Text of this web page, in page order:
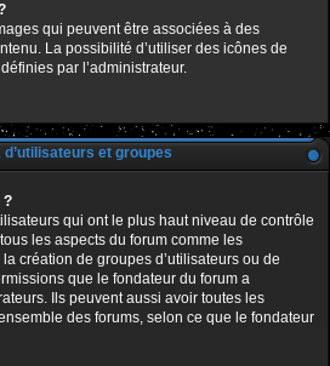
qui peuvent être associées à des
La possibilité d’utiliser des icônes de
par l’administrateur.
d’utilisateurs et groupes
?
qui ont le plus haut niveau de contrôle
les aspects du forum comme les
création de groupes d’utilisateurs ou de
que le fondateur du forum a
Ils peuvent aussi avoir toutes les
des forums, selon ce que le fondateur